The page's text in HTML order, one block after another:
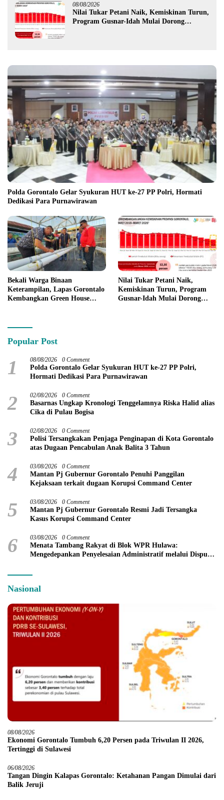
08/08/2026
Nilai Tukar Petani Naik, Kemiskinan Turun,
Program Gusnar-Idah Mulai Dorong
Polda Gorontalo Gelar Syukuran HUT ke-27 PP Polri, Hormati
Dedikasi Para Purnawirawan
Bekali Warga Binaan
Keterampilan, Lapas Gorontalo
Kembangkan Green House
Nilai Tukar Petani Naik,
Kemiskinan Turun, Program
Gusnar-Idah Mulai Dorong
Popular Post
1 08/08/2026 0 Comment
Polda Gorontalo Gelar Syukuran HUT ke-27 PP Polri,
Hormati Dedikasi Para Purnawirawan
2 02/08/2026 0 Comment
Basarnas Ungkap Kronologi Tenggelamnya Riska Halid alias
Cika di Pulau Bogisa
3 02/08/2026 0 Comment
Polisi Tersangkakan Penjaga Penginapan di Kota Gorontalo
atas Dugaan Pencabulan Anak Balita 3 Tahun
4 03/08/2026 0 Comment
Mantan Pj Gubernur Gorontalo Penuhi Panggilan
Kejaksaan terkait dugaan Korupsi Command Center
5 03/08/2026 0 Comment
Mantan Pj Gubernur Gorontalo Resmi Jadi Tersangka
Kasus Korupsi Command Center
6 03/08/2026 0 Comment
Menata Tambang Rakyat di Blok WPR Hulawa:
Mengedepankan Penyelesaian Administratif melalui Dispute
Nasional
08/08/2026
Ekonomi Gorontalo Tumbuh 6,20 Persen pada Triwulan II 2026,
Tertinggi di Sulawesi
06/08/2026
Tangan Dingin Kalapas Gorontalo: Ketahanan Pangan Dimulai dari
Balik Jeruji